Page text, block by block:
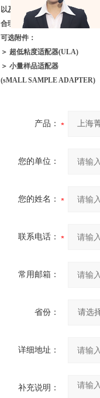
以及所选用转子在当前转速下
合理紧凑。该仪器满量程、各
可选附件：
＞ 超低粘度适配器
＞ 小量样品适配器
(sMALL SAMPLE
产品：
您的单位：
您的姓名：
联系电话：
常用邮箱：
省份：
详细地址：
补充说明：